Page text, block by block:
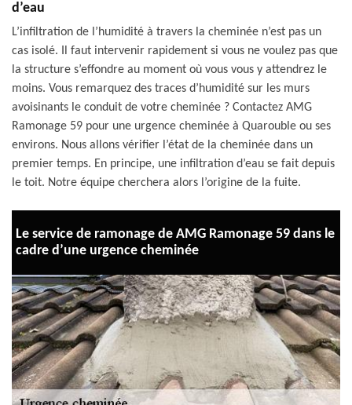
d’eau
L’infiltration de l’humidité à travers la cheminée n’est pas un
cas isolé. Il faut intervenir rapidement si vous ne voulez pas que
la structure s’effondre au moment où vous vous y attendrez le
moins. Vous remarquez des traces d’humidité sur les murs
avoisinants le conduit de votre cheminée ? Contactez AMG
Ramonage 59 pour une urgence cheminée à Quarouble ou ses
environs. Nous allons vérifier l’état de la cheminée dans un
premier temps. En principe, une infiltration d’eau se fait depuis
le toit. Notre équipe cherchera alors l’origine de la fuite.
Le service de ramonage de AMG Ramonage 59 dans le
cadre d’une urgence cheminée